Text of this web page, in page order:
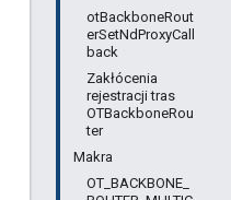
otBackboneRout
erSetNdProxyCall
back
Zakłócenia
rejestracji tras
OTBackboneRou
ter
Makra
OT_BACKBONE_